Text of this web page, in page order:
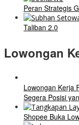
Peran Strategis
Taliban 2.0
Lowongan
Lowongan Kerja
Segera Posisi
Shopee Buka